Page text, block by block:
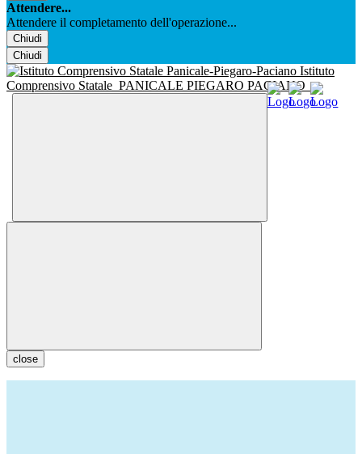
Attendere...
Attendere il completamento dell'operazione...
Chiudi
Chiudi
Istituto
Comprensivo Statale PANICALE PIEGARO PACIANO
close